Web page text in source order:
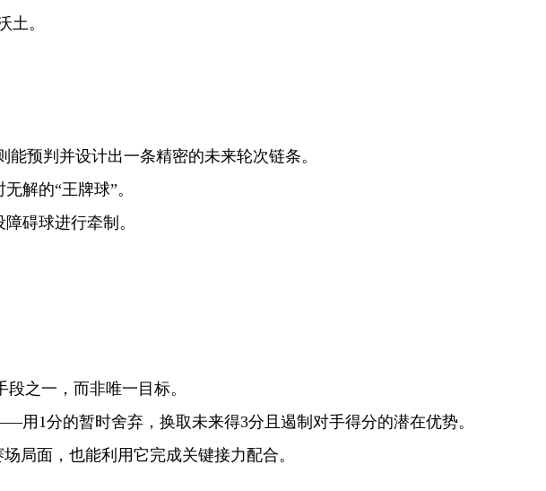
土。
能预判并设计出一条精密的未来轮次链条。
解的“王牌球”。
碍球进行牵制。
之一，而非唯一目标。
1分的暂时舍弃，换取未来得3分且遏制对手得分的潜在优势。
局面，也能利用它完成关键接力配合。